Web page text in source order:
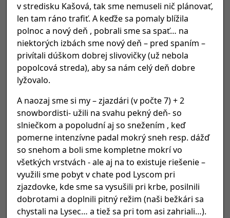
v stredisku Kašová, tak sme nemuseli nič plánovať,
len tam ráno trafiť. A keďže sa pomaly blížila
polnoc a nový deň , pobrali sme sa spať… na
niektorých izbách sme nový deň – pred spaním –
privítali dúškom dobrej slivovičky (už nebola
popolcová streda), aby sa nám celý deň dobre
lyžovalo.
A naozaj sme si my – zjazdári (v počte 7) + 2
snowbordisti- užili na svahu pekný deň- so
slniečkom a popoludní aj so snežením , keď
pomerne intenzívne padal mokrý sneh resp. dážď
so snehom a boli sme kompletne mokrí vo
všetkých vrstvách - ale aj na to existuje riešenie –
využili sme pobyt v chate pod Lyscom pri
zjazdovke, kde sme sa vysušili pri krbe, posilnili
dobrotami a doplnili pitný režim (naši bežkári sa
chystali na Lysec… a tiež sa pri tom asi zahriali…).